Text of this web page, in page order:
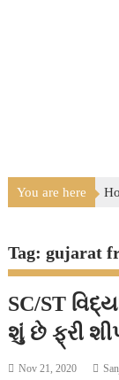
You are here
Tag:gujarat
SC/ST
શું છે ફ્રી શીપ
Nov 21, 2020